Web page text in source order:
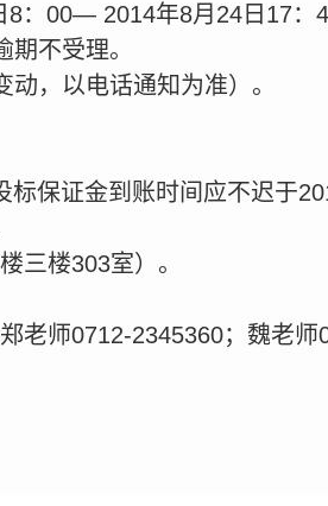
：00— 2014年8月24日17：
不受理。
，以电话通知为准）。
保证金到账时间应不迟于
三楼303室）。
老师0712-2345360；魏老师